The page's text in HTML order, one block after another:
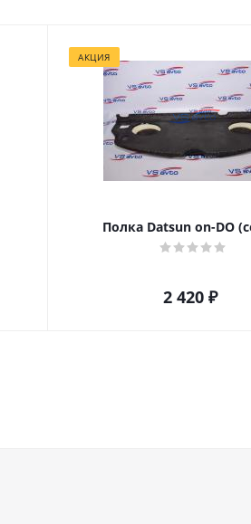
АКЦИЯ
Полка Datsun on-DO
2 420 ₽